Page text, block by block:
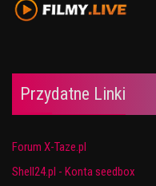
Przydatne Linki
Forum X-Taze.pl
Shell24.pl - Konta seedbox